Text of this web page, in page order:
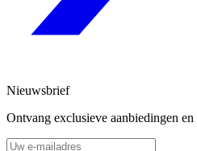
Nieuwsbrief
Ontvang exclusieve aanbiedingen